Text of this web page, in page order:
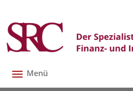
Toggle
navigation
Menü